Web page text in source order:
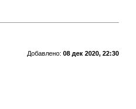
Добавлено: 08 дек 2020, 22:30